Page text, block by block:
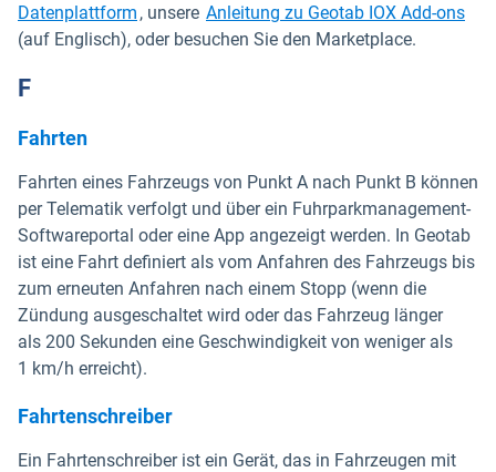
Datenplattform , unsere Anleitung zu Geotab IOX Add-ons
(auf Englisch), oder besuchen Sie den Marketplace.
F
Fahrten
Fahrten eines Fahrzeugs von Punkt A nach Punkt B können
per Telematik verfolgt und über ein Fuhrparkmanagement-
Softwareportal oder eine App angezeigt werden. In Geotab
ist eine Fahrt definiert als vom Anfahren des Fahrzeugs bis
zum erneuten Anfahren nach einem Stopp (wenn die
Zündung ausgeschaltet wird oder das Fahrzeug länger
als 200 Sekunden eine Geschwindigkeit von weniger als
1 km/h erreicht).
Fahrtenschreiber
Ein Fahrtenschreiber ist ein Gerät, das in Fahrzeugen mit